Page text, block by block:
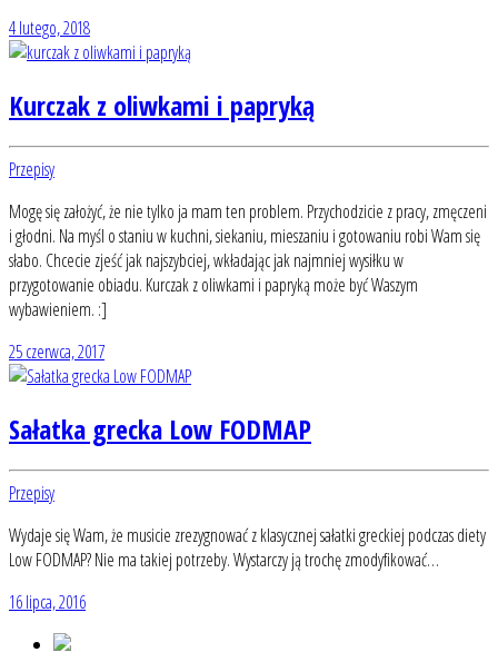
4 lutego, 2018
Kurczak z oliwkami i papryką
Przepisy
Mogę się założyć, że nie tylko ja mam ten problem. Przychodzicie z pracy, zmęczeni
i głodni. Na myśl o staniu w kuchni, siekaniu, mieszaniu i gotowaniu robi Wam się
słabo. Chcecie zjeść jak najszybciej, wkładając jak najmniej wysiłku w
przygotowanie obiadu. Kurczak z oliwkami i papryką może być Waszym
wybawieniem. :]
25 czerwca, 2017
Sałatka grecka Low FODMAP
Przepisy
Wydaje się Wam, że musicie zrezygnować z klasycznej sałatki greckiej podczas diety
Low FODMAP? Nie ma takiej potrzeby. Wystarczy ją trochę zmodyfikować…
16 lipca, 2016